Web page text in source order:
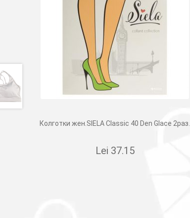
Колготки жен.SIELA Classic 40 Den Glace 2раз.
Lei 37.15